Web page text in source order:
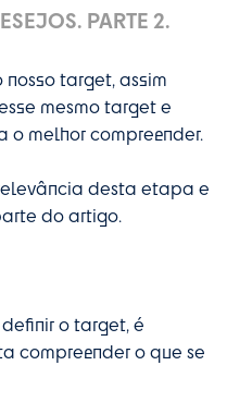
PARTE 2.
target, assim
mesmo target e
o melhor compreender.
desta etapa e
do artigo.
o target, é
compreender o que se